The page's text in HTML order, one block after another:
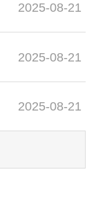
2025-08-21
2025-08-21
2025-08-21